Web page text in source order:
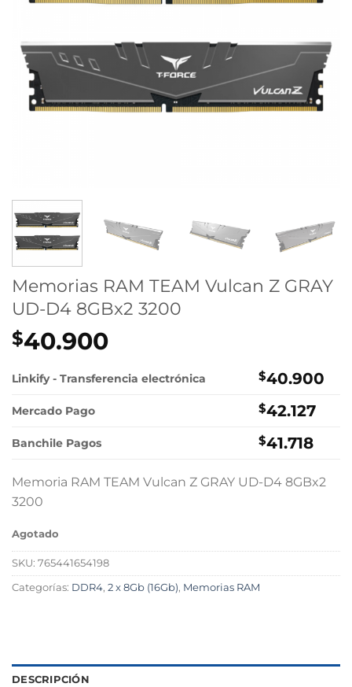
Memorias RAM TEAM Vulcan Z GRAY
UD-D4 8GBx2 3200
$40.900
Linkify - Transferencia electrónica $40.900
Mercado Pago $42.127
Banchile Pagos $41.718
Memoria RAM TEAM Vulcan Z GRAY UD-D4 8GBx2
3200
Agotado
SKU: 765441654198
Categorías: DDR4, 2 x 8Gb (16Gb), Memorias RAM
DESCRIPCIÓN